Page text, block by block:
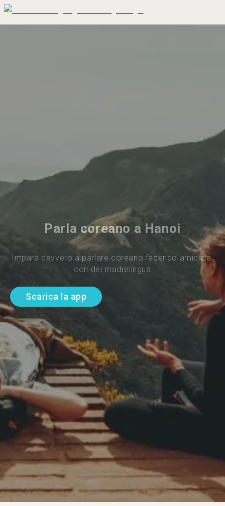
Parla coreano a Hanoi
Impara davvero a parlare coreano facendo amicizia
con dei madrelingua
Scarica la app